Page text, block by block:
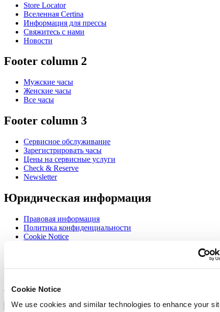
Cookie Notice
We use cookies and similar technologies to enhance your
Store Locator
Вселенная Certina
Информация для прессы
Свяжитесь с нами
Новости
Footer column 2
Мужские часы
Женские часы
Все часы
Footer column 3
Сервисное обслуживание
Зарегистрировать часы
Цены на сервисные услуги
Check & Reserve
Newsletter
Юридическая информация
Правовая информация
Политика конфиденциальности
Cookie Notice
Sign up
Выбрать страну/регион
Переключатель языка